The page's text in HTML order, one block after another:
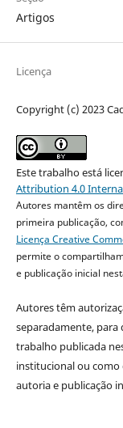
Artigos
Licença
Copyright (c) 2023
Este trabalho está
Attribution 4.0
Autores mantêm os
primeira publicação,
Licença Creative
permite o
e publicação inicial
Autores têm
separadamente, para
trabalho publicada
institucional ou
autoria e publicação